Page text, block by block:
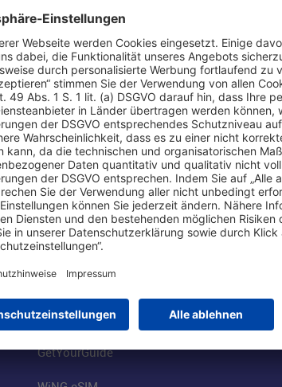
Online einkaufen & buchen
Parkplätze
Online-Shop
Besucherservices
FRA SmartWay
Hotels am Standort
Mietwagen weltweit
Flüge buchen
GetYourGuide